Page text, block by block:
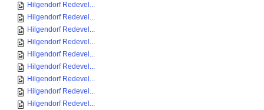
Hilgendorf Redevel...
Hilgendorf Redevel...
Hilgendorf Redevel...
Hilgendorf Redevel...
Hilgendorf Redevel...
Hilgendorf Redevel...
Hilgendorf Redevel...
Hilgendorf Redevel...
Hilgendorf Redevel...